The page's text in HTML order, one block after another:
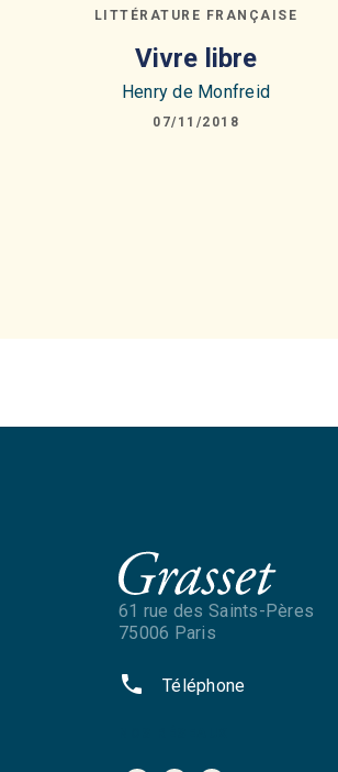
LITTÉRATURE FRANÇAISE
Vivre libre
Henry de Monfreid
07/11/2018
61 rue des Saints-Pères
75006 Paris
phone Téléphone